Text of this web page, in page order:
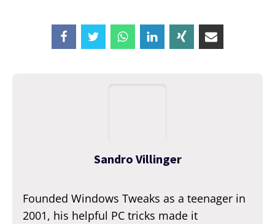
Sandro Villinger
Founded Windows Tweaks as a teenager in
2001, his helpful PC tricks made it